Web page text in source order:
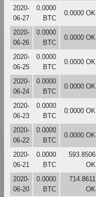
2020-
06-27
0.0000
BTC
0.0000 OK
2020-
06-26
0.0000
BTC
0.0000 OK
2020-
06-25
0.0000
BTC
0.0000 OK
2020-
06-24
0.0000
BTC
0.0000 OK
2020-
06-23
0.0000
BTC
0.0000 OK
2020-
06-22
0.0000
BTC
0.0000 OK
2020-
06-21
0.0000
BTC
593.8506
OK
2020-
06-20
0.0000
BTC
714.8611
OK